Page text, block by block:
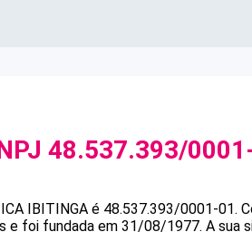
48.537.393/
IBITINGA é 48.537.393/0001-01.
e foi fundada em 31/08/1977. A sua